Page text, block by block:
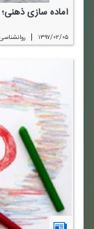
آماده سازی
۱۳۹۷/۰۲/۰۵ |